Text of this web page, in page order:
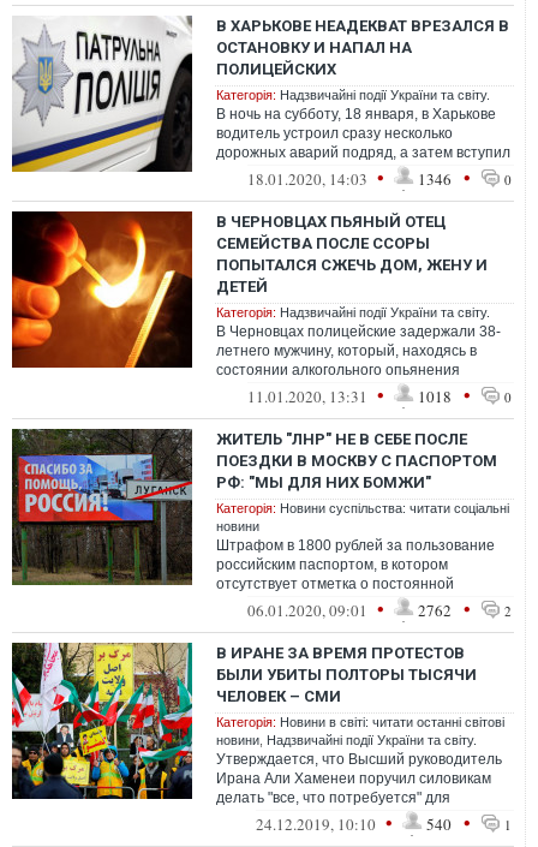
В ХАРЬКОВЕ НЕАДЕКВАТ ВРЕЗАЛСЯ В
ОСТАНОВКУ И НАПАЛ НА
ПОЛИЦЕЙСКИХ
Категорія: Надзвичайні події України та світу.
В ночь на субботу, 18 января, в Харькове
водитель устроил сразу несколько
дорожных аварий подряд, а затем вступил
в драку с полицейскими.
18.01.2020, 14:03 • 1346 • 0
В ЧЕРНОВЦАХ ПЬЯНЫЙ ОТЕЦ
СЕМЕЙСТВА ПОСЛЕ ССОРЫ
ПОПЫТАЛСЯ СЖЕЧЬ ДОМ, ЖЕНУ И
ДЕТЕЙ
Категорія: Надзвичайні події України та світу.
В Черновцах полицейские задержали 38-
летнего мужчину, который, находясь в
состоянии алкогольного опьянения
пытался поджечь свою семью.
11.01.2020, 13:31 • 1018 • 0
ЖИТЕЛЬ "ЛНР" НЕ В СЕБЕ ПОСЛЕ
ПОЕЗДКИ В МОСКВУ С ПАСПОРТОМ
РФ: "МЫ ДЛЯ НИХ БОМЖИ"
Категорія: Новини суспільства: читати соціальні
новини
Штрафом в 1800 рублей за пользование
российским паспортом, в котором
отсутствует отметка о постоянной
регистрации на территории РФ,
"обрадовали" моско...
06.01.2020, 09:01 • 2762 • 2
В ИРАНЕ ЗА ВРЕМЯ ПРОТЕСТОВ
БЫЛИ УБИТЫ ПОЛТОРЫ ТЫСЯЧИ
ЧЕЛОВЕК – СМИ
Категорія: Новини в світі: читати останні світові
новини Надзвичайні події України та світу.
Утверждается, что Высший руководитель
Ирана Али Хаменеи поручил силовикам
делать "все, что потребуется" для
подавления протестов
24.12.2019, 10:10 • 540 • 1